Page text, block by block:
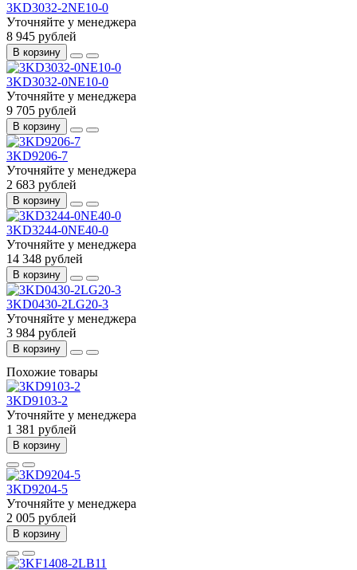
3KD3032-2NE10-0
Уточняйте у менеджера
8 945 рублей
В корзину
3KD3032-0NE10-0
Уточняйте у менеджера
9 705 рублей
В корзину
3KD9206-7
Уточняйте у менеджера
2 683 рублей
В корзину
3KD3244-0NE40-0
Уточняйте у менеджера
14 348 рублей
В корзину
3KD0430-2LG20-3
Уточняйте у менеджера
3 984 рублей
В корзину
Похожие товары
3KD9103-2
Уточняйте у менеджера
1 381 рублей
В корзину
3KD9204-5
Уточняйте у менеджера
2 005 рублей
В корзину